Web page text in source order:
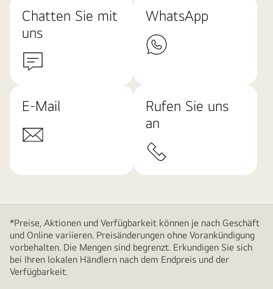
Chatten Sie mit
uns
WhatsApp
E-Mail
Rufen Sie uns
an
*Preise, Aktionen und Verfügbarkeit können je nach Geschäft
und Online variieren. Preisänderungen ohne Vorankündigung
vorbehalten. Die Mengen sind begrenzt. Erkundigen Sie sich
bei Ihren lokalen Händlern nach dem Endpreis und der
Verfügbarkeit.